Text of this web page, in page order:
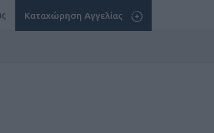
Καταχώρηση Αγγελίας